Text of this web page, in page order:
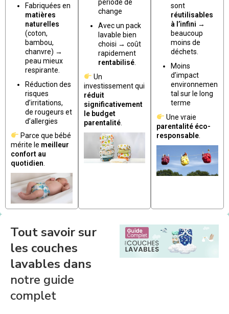
Fabriquées en
matières
naturelles
(coton,
bambou,
chanvre) →
peau mieux
respirante.
Réduction des
risques
d’irritations,
de rougeurs et
d’allergies
Parce que bébé
mérite le meilleur
confort au
quotidien
période de
change
Avec un pack
lavable bien
choisi → coût
rapidement
rentabilisé.
Un
investissement qui
réduit
significativement
le budget
parentalité.
sont
réutilisables
à l’infini →
beaucoup
moins de
déchets.
Moins
d’impact
environnemen
tal sur le long
terme
Une vraie
parentalité éco-
responsable
Tout savoir sur
les couches
lavables dans
notre guide
complet